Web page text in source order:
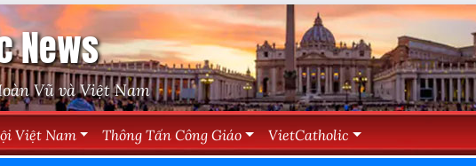
News
Vũ và Việt Nam
Việt Nam Thông Tấn Công Giáo VietCatholic